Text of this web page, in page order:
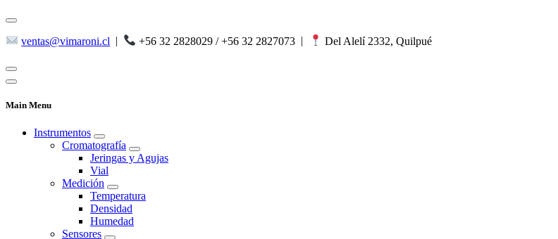
ventas@vimaroni.cl +56 32 2828029 / +56 32 2827073 Del Alelí 2332, Quilpué
Main Menu
Instrumentos
Cromatografía
Jeringas y Agujas
Vial
Medición
Temperatura
Densidad
Humedad
Sensores